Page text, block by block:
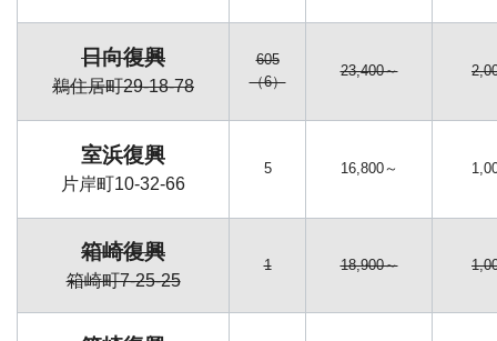
日向復興
鵜住居町29-18-78
605
（6）
23,400～
室浜復興
片岸町10-32-66
5 16,800～
箱崎復興
箱崎町7-25-25
1 18,900～